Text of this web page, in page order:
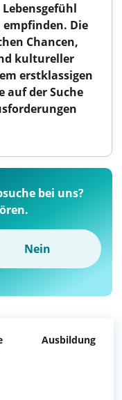
empfinden. Die
Chancen,
kultureller
erstklassigen
auf der Suche
bei uns?
Nein
Ausbildung